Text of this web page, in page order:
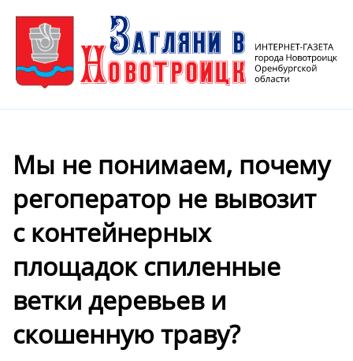
Мы не понимаем, почему
регоператор не вывозит
с контейнерных
площадок спиленные
ветки деревьев и
скошенную траву?